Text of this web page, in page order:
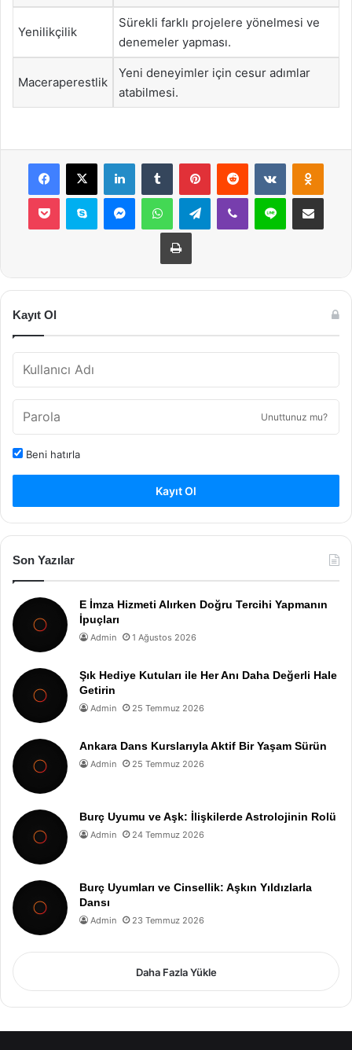
Yenilikçilik
Sürekli farklı projelere yönelmesi ve
denemeler yapması.
Maceraperestlik
Yeni deneyimler için cesur adımlar
atabilmesi.
Facebook
X LinkedInTumblr PinterestReddit VKontakte
Pocket Skype MessengerWhatsAppTelegramViber Line E-Posta ile
Yazdır
Kayıt Ol
Unuttunuz mu?
Beni hatırla
Kayıt Ol
Son Yazılar
E İmza Hizmeti Alırken Doğru Tercihi Yapmanın
İpuçları
Admin 1 Ağustos 2026
Şık Hediye Kutuları ile Her Anı Daha Değerli Hale
Getirin
Admin 25 Temmuz 2026
Ankara Dans Kurslarıyla Aktif Bir Yaşam Sürün
Admin 25 Temmuz 2026
Burç Uyumu ve Aşk: İlişkilerde Astrolojinin Rolü
Admin 24 Temmuz 2026
Burç Uyumları ve Cinsellik: Aşkın Yıldızlarla
Dansı
Admin 23 Temmuz 2026
Daha Fazla Yükle